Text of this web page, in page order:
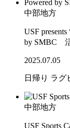
中部地方
USF
by SMBC
2025.07.05
日帰り ラグ
中部地方
USF Sports